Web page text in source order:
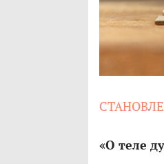
«О теле